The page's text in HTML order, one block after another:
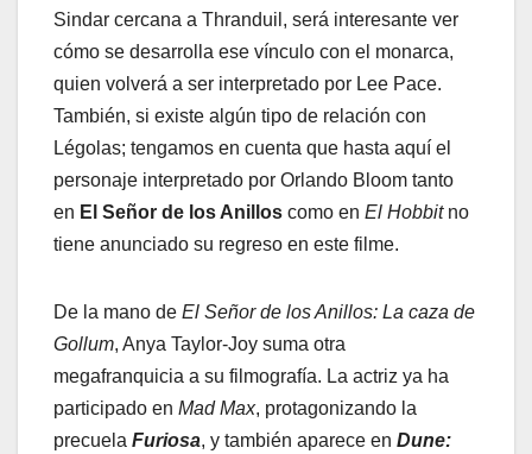
Sindar cercana a Thranduil, será interesante ver
cómo se desarrolla ese vínculo con el monarca,
quien volverá a ser interpretado por Lee Pace.
También, si existe algún tipo de relación con
Légolas; tengamos en cuenta que hasta aquí el
personaje interpretado por Orlando Bloom tanto
en El Señor de los Anillos como en El Hobbitno
tiene anunciado su regreso en este filme.
De la mano de El Señor de los Anillos: La caza de
Gollum, Anya Taylor-Joy suma otra
megafranquicia a su filmografía. La actriz ya ha
participado en Mad Max, protagonizando la
precuela Furiosa, y también aparece en Dune: